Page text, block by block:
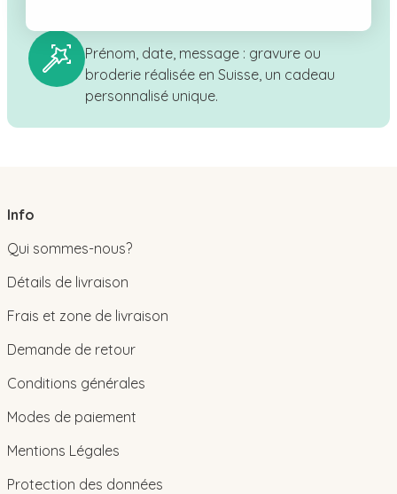
Prénom, date, message : gravure ou
broderie réalisée en Suisse, un cadeau
personnalisé unique.
Info
Qui sommes-nous?
Détails de livraison
Frais et zone de livraison
Demande de retour
Conditions générales
Modes de paiement
Mentions Légales
Protection des données